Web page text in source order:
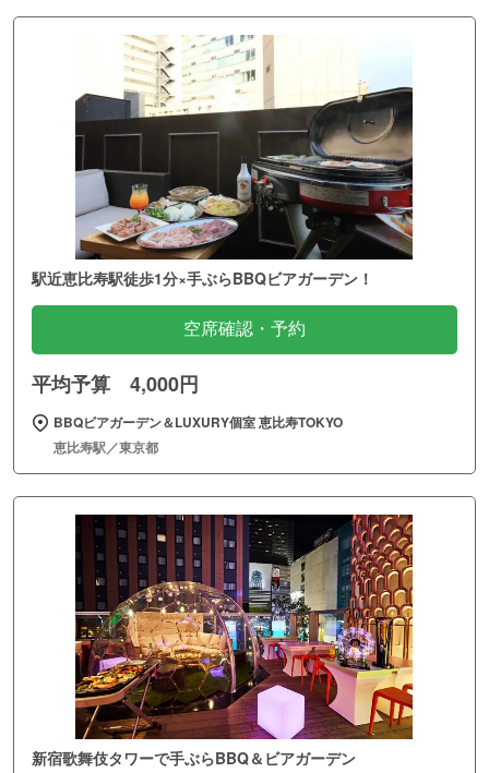
駅近恵比寿駅徒歩1分×手ぶらBBQビアガーデン！
空席確認・予約
平均予算 4,000円
BBQビアガーデン＆LUXURY個室 恵比寿TOKYO
恵比寿駅／東京都
新宿歌舞伎タワーで手ぶらBBQ＆ビアガーデン